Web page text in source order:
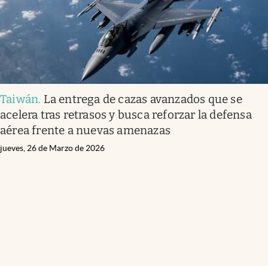
Taiwán. La entrega de cazas avanzados que se
acelera tras retrasos y busca reforzar la defensa
aérea frente a nuevas amenazas
jueves, 26 de Marzo de 2026